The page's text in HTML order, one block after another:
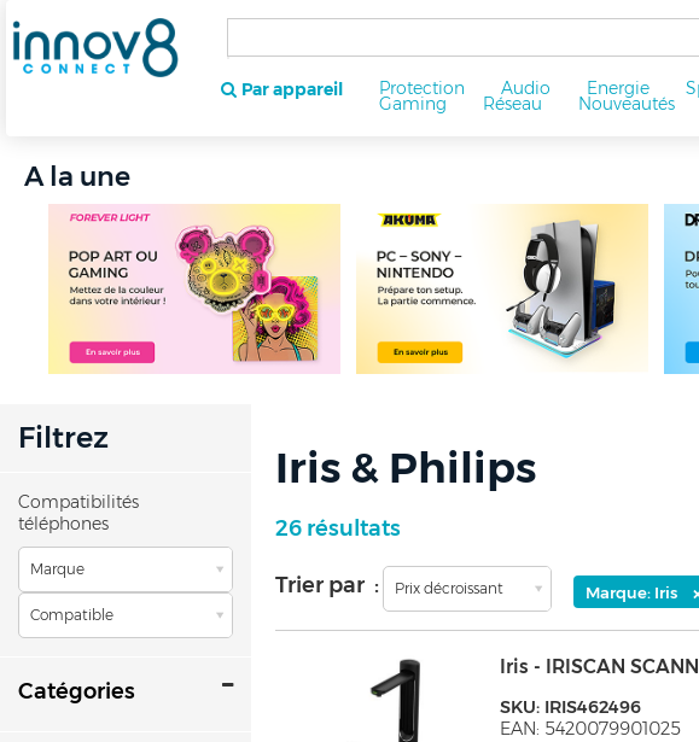
Par appareil Protection Audio Energie
Gaming Réseau Nouveautés
A la une
Filtrez
Compatibilités
téléphones
Marque
Compatible
Catégories
Iris & Philips
26 résultats
Trier par : Prix décroissant Marque: Iris
Iris - IRISCAN
SKU: IRIS462496
EAN: 5420079901025